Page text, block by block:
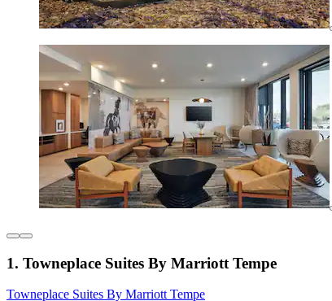
1. Towneplace Suites By Marriott Tempe
Towneplace Suites By Marriott Tempe